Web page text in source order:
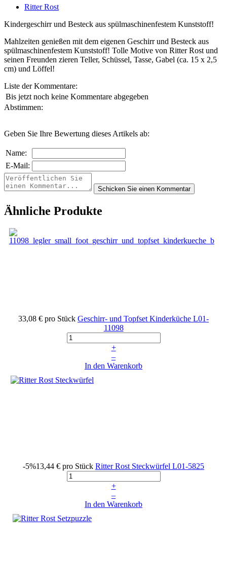
Ritter Rost
Kindergeschirr und Besteck aus spülmaschinenfestem Kunststoff!
Mahlzeiten genießen mit dem eigenen Geschirr und Besteck aus
spülmaschinenfestem Kunststoff! Tolle Motive von Ritter Rost und
seinen Freunden zieren Teller, Schüssel, Tasse, Gabel (ca. 15 x 2,5
cm) und Löffel!
Liste der Kommentare:
Bis jetzt noch keine Kommentare abgegeben
Abstimmen:
Geben Sie Ihre Bewertung dieses Artikels ab:
Name:
E-Mail:
Ähnliche Produkte
33,08 € pro Stück Geschirr- und Topfset Kinderküche L01-
11098
+
–
In den Warenkorb
-5%13,44 € pro Stück Ritter Rost Steckwürfel L01-5825
+
–
In den Warenkorb